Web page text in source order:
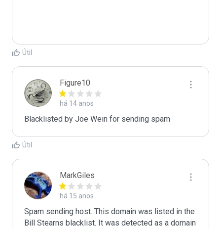
Útil
Figure10
há 14 anos
Blacklisted by Joe Wein for sending spam
Útil
MarkGiles
há 15 anos
Spam sending host. This domain was listed in the
Bill Stearns blacklist. It was detected as a domain